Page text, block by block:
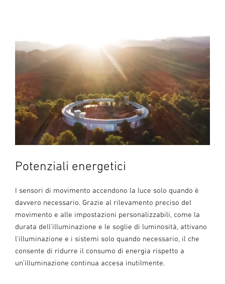
Potenziali energetici
I sensori di movimento accendono la luce solo quando è
davvero necessario. Grazie al rilevamento preciso del
movimento e alle impostazioni personalizzabili, come la
durata dell'illuminazione e le soglie di luminosità, attivano
l'illuminazione e i sistemi solo quando necessario, il che
consente di ridurre il consumo di energia rispetto a
un'illuminazione continua accesa inutilmente.